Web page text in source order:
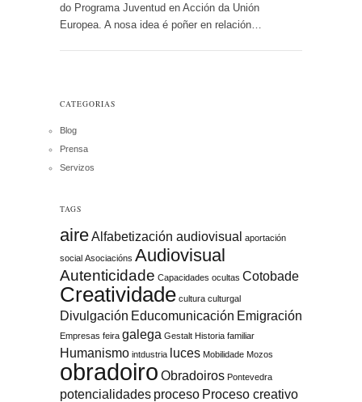
do Programa Juventud en Acción da Unión
Europea. A nosa idea é poñer en relación…
CATEGORIAS
Blog
Prensa
Servizos
TAGS
aireAlfabetización audiovisual aportación
social Asociacións Audiovisual
Autenticidade Capacidades ocultas Cotobade
Creatividade cultura culturgal
Divulgación Educomunicación Emigración
Empresas feira galega Gestalt Historia familiar
Humanismo intdustria luces Mobilidade Mozos
obradoiro Obradoiros Pontevedra
potencialidades proceso Proceso creativo